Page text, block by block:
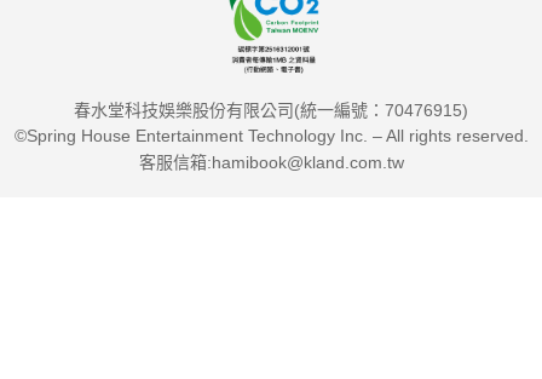
春水堂科技娛樂股份有限公司(統一編號：70476915)
©Spring House Entertainment Technology Inc. – All rights reserved.
客服信箱:hamibook@kland.com.tw